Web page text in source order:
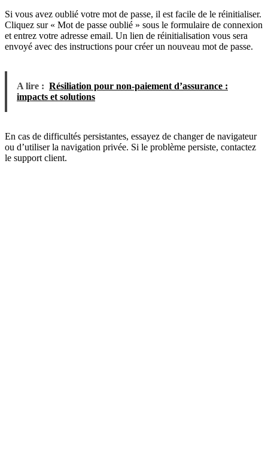
Si vous avez oublié votre mot de passe, il est facile de le réinitialiser.
Cliquez sur « Mot de passe oublié » sous le formulaire de connexion
et entrez votre adresse email. Un lien de réinitialisation vous sera
envoyé avec des instructions pour créer un nouveau mot de passe.
A lire : Résiliation pour non-paiement d’assurance :
impacts et solutions
En cas de difficultés persistantes, essayez de changer de navigateur
ou d’utiliser la navigation privée. Si le problème persiste, contactez
le support client.